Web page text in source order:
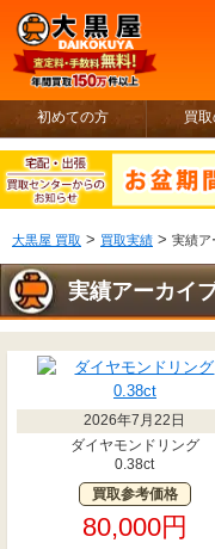
初めての方 買
大黒屋 買取 > 買取実績 > 実績ア
実績アーカイ
2026年7月22日
ダイヤモンドリング
0.38ct
買取参考価格
80,000円